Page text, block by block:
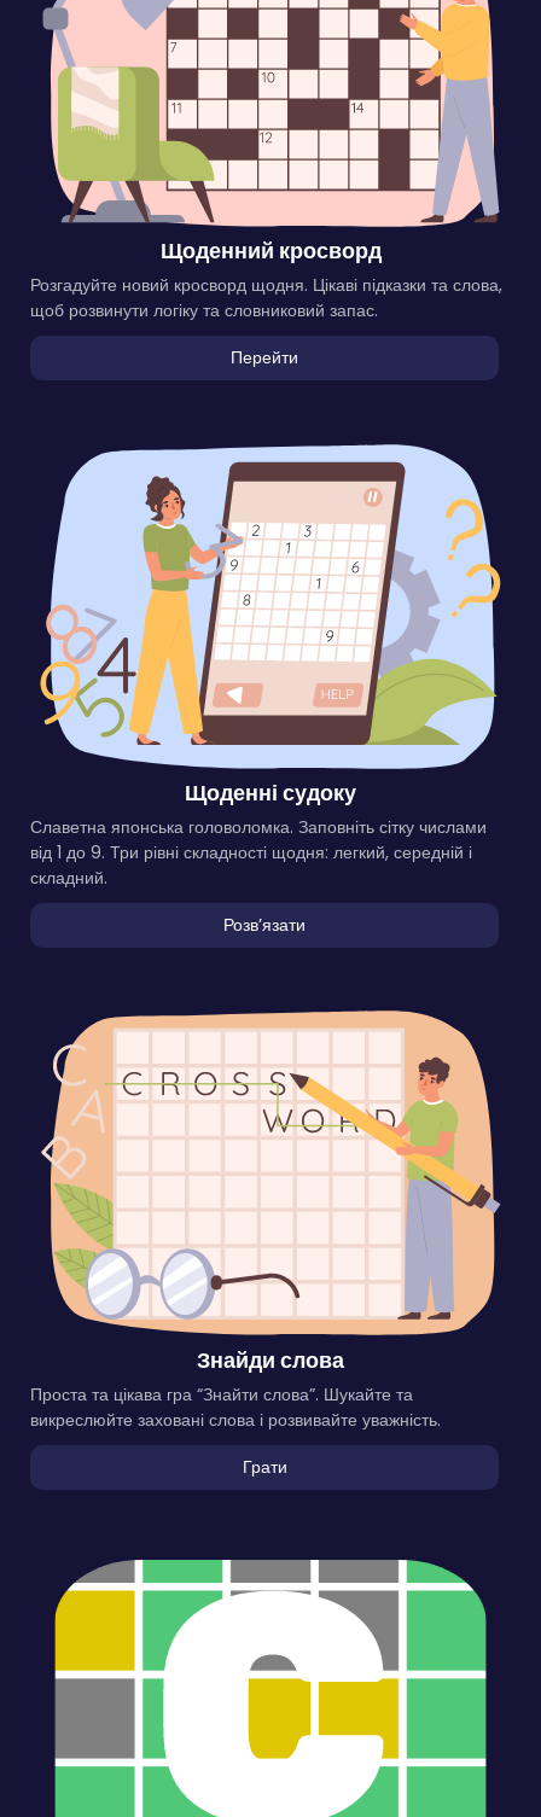
Щоденний кросворд
Розгадуйте новий кросворд щодня. Цікаві підказки та слова,
щоб розвинути логіку та словниковий запас.
Перейти
Щоденні судоку
Славетна японська головоломка. Заповніть сітку числами
від 1 до 9. Три рівні складності щодня: легкий, середній і
складний.
Розвʼязати
Знайди слова
Проста та цікава гра “Знайти слова”. Шукайте та
викреслюйте заховані слова і розвивайте уважність.
Грати